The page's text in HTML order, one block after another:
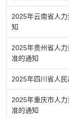
2025年云南省人
知
2025年贵州省人
准的通知
2025年四川省人
2025年重庆市人
准的通知